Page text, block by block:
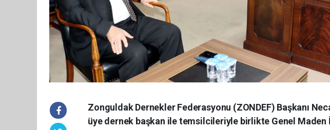
Zonguldak Dernekler Federasyonu (ZONDEF) Başkanı
üye dernek başkan ile temsilcileriyle birlikte Genel Maden